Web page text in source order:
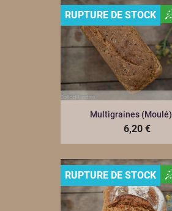
Multigraines (moulé)
6,20 €
RUPTURE DE STOCK
RUPTURE DE STOCK